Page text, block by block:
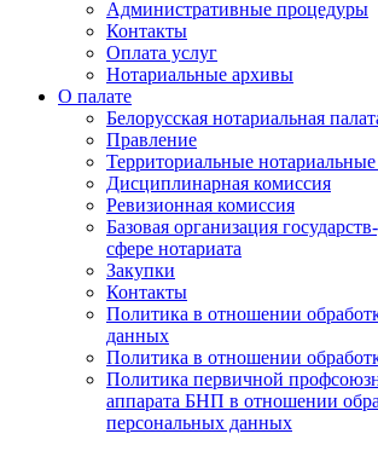
Административные процедуры
Контакты
Оплата услуг
Нотариальные архивы
О палате
Белорусская нотариальная
Правление
Территориальные
Дисциплинарная комиссия
Ревизионная комиссия
Базовая организация
сфере нотариата
Закупки
Контакты
Политика в отношении
данных
Политика в отношении
Политика первичной
аппарата БНП в отношении
персональных данных